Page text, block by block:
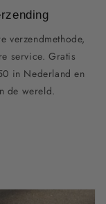
verzendmethode,
service. Gratis
in Nederland en
de wereld.